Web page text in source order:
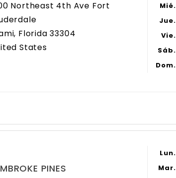
Northeast 4th Ave Fort
Florida 33304
States
Mié.
Jue.
Vie.
Sáb.
Dom.
PINES
Lun.
Mar.